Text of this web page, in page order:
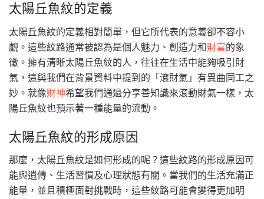
太陽丘魚紋的定義
太陽丘魚紋的定義相對簡單，但它所代表的意義卻不容小
覷。這些紋路通常被認為是個人魅力、創造力和財富的象
徵。擁有清晰太陽丘魚紋的人，往往在生活中能夠吸引財
氣，這與我們在背景資料中提到的「滾財氣」有異曲同工之
妙。就像財神希望我們通過分享善知識來滾動財氣一樣，太
陽丘魚紋也預示著一種能量的流動。
太陽丘魚紋的形成原因
那麼，太陽丘魚紋是如何形成的呢？這些紋路的形成原因可
能與遺傳、生活習慣及心理狀態有關。當我們的生活充滿正
能量，並且積極面對挑戰時，這些紋路可能會變得更加明